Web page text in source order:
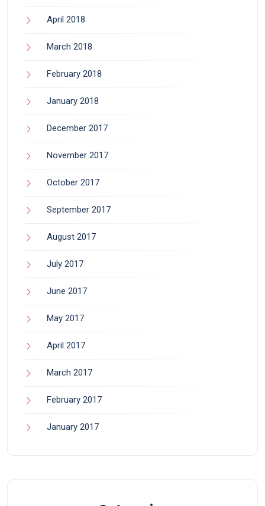
April 2018
March 2018
February 2018
January 2018
December 2017
November 2017
October 2017
September 2017
August 2017
July 2017
June 2017
May 2017
April 2017
March 2017
February 2017
January 2017